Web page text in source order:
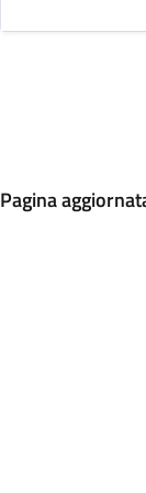
Pagina